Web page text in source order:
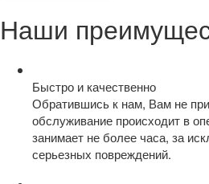
Наши
Быстро и качественно
Обратившись к нам, Вам не
обслуживание происходит в
занимает не более часа, за
серьезных повреждений.